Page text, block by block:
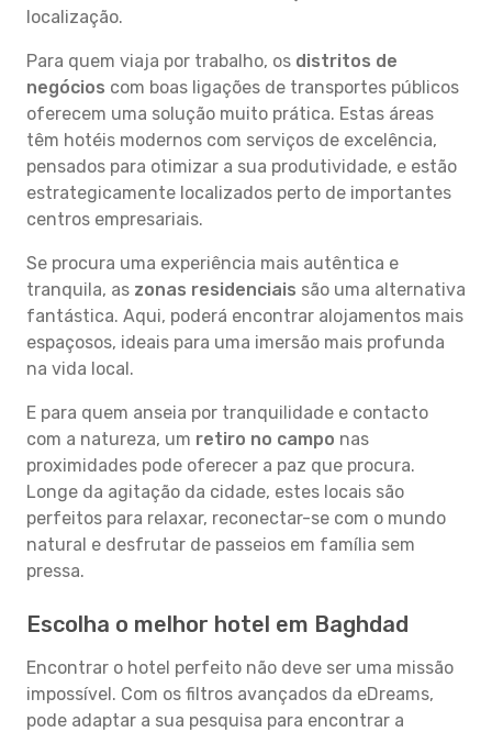
localização.
Para quem viaja por trabalho, os distritos de
negócios com boas ligações de transportes públicos
oferecem uma solução muito prática. Estas áreas
têm hotéis modernos com serviços de excelência,
pensados para otimizar a sua produtividade, e estão
estrategicamente localizados perto de importantes
centros empresariais.
Se procura uma experiência mais autêntica e
tranquila, as zonas residenciais são uma alternativa
fantástica. Aqui, poderá encontrar alojamentos mais
espaçosos, ideais para uma imersão mais profunda
na vida local.
E para quem anseia por tranquilidade e contacto
com a natureza, um retiro no campo nas
proximidades pode oferecer a paz que procura.
Longe da agitação da cidade, estes locais são
perfeitos para relaxar, reconectar-se com o mundo
natural e desfrutar de passeios em família sem
pressa.
Escolha o melhor hotel em Baghdad
Encontrar o hotel perfeito não deve ser uma missão
impossível. Com os filtros avançados da eDreams,
pode adaptar a sua pesquisa para encontrar a